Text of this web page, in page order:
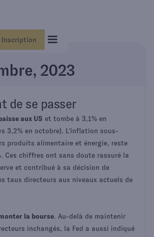
Inscription
2023
de se passer
aux US et tombe à 3,1% en
3,2% en octobre). L'inflation sous-
produits alimentaire et énergie, reste
Ces chiffres ont sans doute rassuré la
et contribué à sa décision de
taux directeurs aux niveaux actuels de
la bourse. Au-delà de maintenir
inchangés, la Fed a aussi indiqué